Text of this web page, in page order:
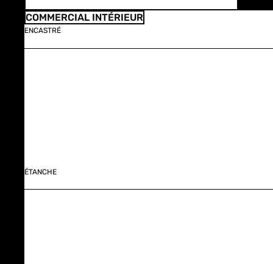
COMMERCIAL INTÉRIEUR
ENCASTRÉ
ÉTANCHE